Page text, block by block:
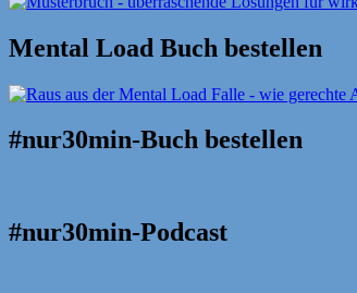
Mental Load Buch bestellen
#nur30min-Buch bestellen
#nur30min-Podcast